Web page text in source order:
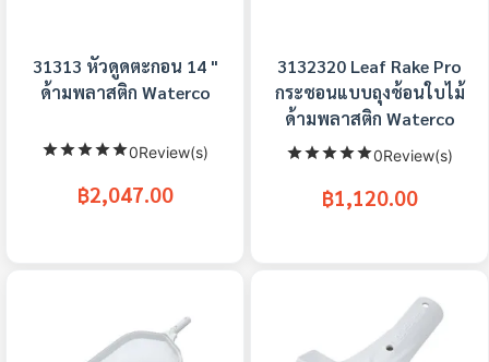
31313 หัวดูดตะกอน 14 "
ด้ามพลาสติก Waterco
0Review(s)
฿2,047.00
3132320 Leaf Rake Pro
กระชอนแบบถุงช้อนใบไม้
ด้ามพลาสติก Waterco
0Review(s)
฿1,120.00